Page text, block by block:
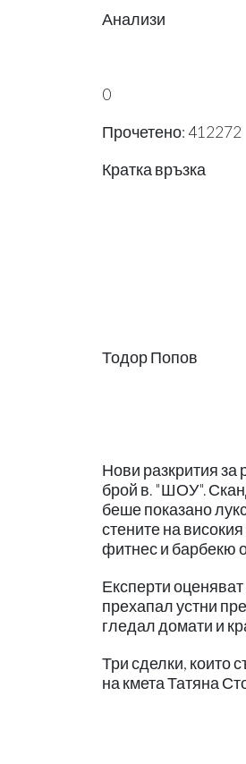
Анализи
0
Прочетено: 412272
Кратка връзка
Тодор Попов
Нови разкрития за
брой в. "ШОУ".
беше показано
стените на
фитнес и барбекю
Експерти
прехапал устни
гледал домати и
Три сделки, които
на кмета Татяна